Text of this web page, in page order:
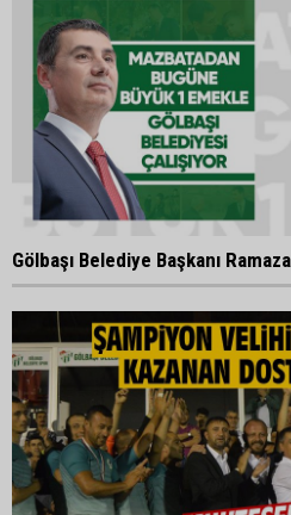
Gölbaşı Belediye Başkanı